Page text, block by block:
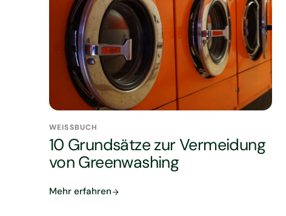
WEISSBUCH
10 Grundsätze zur Vermeidung
von Greenwashing
Mehr erfahren